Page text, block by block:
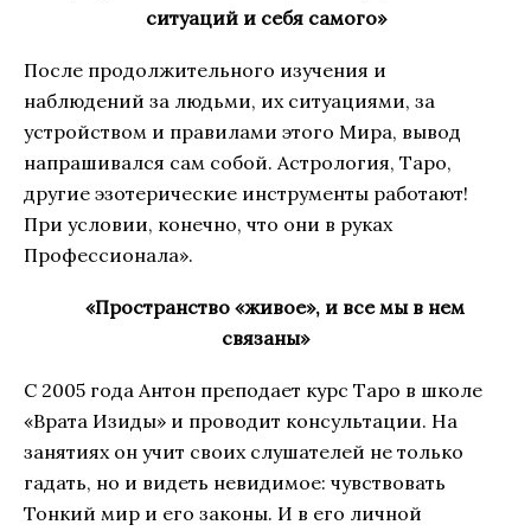
ситуаций и себя самого»
После продолжительного изучения и
наблюдений за людьми, их ситуациями, за
устройством и правилами этого Мира, вывод
напрашивался сам собой. Астрология, Таро,
другие эзотерические инструменты работают!
При условии, конечно, что они в руках
Профессионала».
«Пространство «живое», и все мы в нем
связаны»
С 2005 года Антон преподает курс Таро в школе
«Врата Изиды» и проводит консультации. На
занятиях он учит своих слушателей не только
гадать, но и видеть невидимое: чувствовать
Тонкий мир и его законы. И в его личной